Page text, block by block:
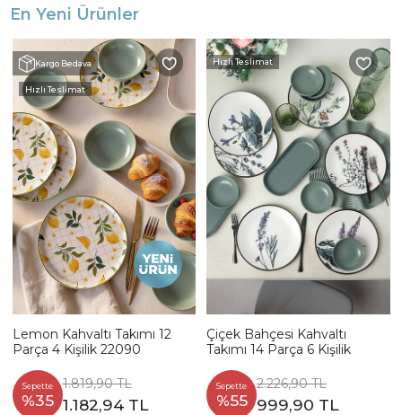
En Yeni Ürünler
Kargo Bedava
Hızlı Teslimat
Lemon Kahvaltı Takımı 12
Parça 4 Kişilik 22090
Sepette
%35
1.819,90 TL
1.182,94 TL
Hızlı Teslimat
Çiçek Bahçesi Kahvaltı
Takımı 14 Parça 6 Kişilik
Sepette
%55
2.226,90 TL
999,90 TL